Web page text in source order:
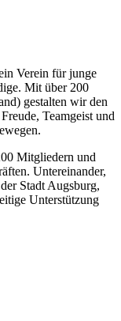
Verein für junge
Mit über 200
gestalten wir den
Teamgeist und
Mitgliedern und
Untereinander,
Stadt Augsburg,
Unterstützung